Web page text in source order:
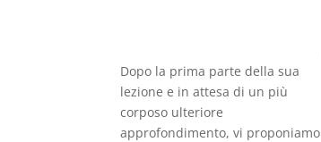
Dopo la prima parte della sua
lezione e in attesa di un più
corposo ulteriore
approfondimento, vi proponiamo